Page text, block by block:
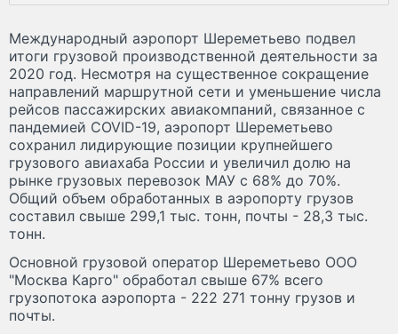
Международный аэропорт Шереметьево подвел
итоги грузовой производственной деятельности за
2020 год. Несмотря на существенное сокращение
направлений маршрутной сети и уменьшение числа
рейсов пассажирских авиакомпаний, связанное с
пандемией COVID-19, аэропорт Шереметьево
сохранил лидирующие позиции крупнейшего
грузового авиахаба России и увеличил долю на
рынке грузовых перевозок МАУ с 68% до 70%.
Общий объем обработанных в аэропорту грузов
составил свыше 299,1 тыс. тонн, почты - 28,3 тыс.
тонн.
Основной грузовой оператор Шереметьево ООО
"Москва Карго" обработал свыше 67% всего
грузопотока аэропорта - 222 271 тонну грузов и
почты.